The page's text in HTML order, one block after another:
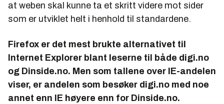
at weben skal kunne ta et skritt videre mot sider
som er utviklet helt i henhold til standardene.
Firefox er det mest brukte alternativet til
Internet Explorer blant leserne til både digi.no
og Dinside.no. Men som tallene over IE-andelen
viser, er andelen som besøker digi.no med noe
annet enn IE høyere enn for Dinside.no.